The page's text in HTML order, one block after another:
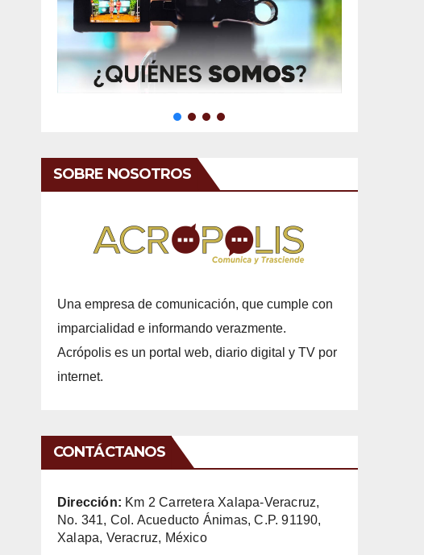
SOBRE NOSOTROS
Una empresa de comunicación, que cumple con
imparcialidad e informando verazmente.
Acrópolis es un portal web, diario digital y TV por
internet.
CONTÁCTANOS
Dirección: Km 2 Carretera Xalapa-Veracruz,
No. 341, Col. Acueducto Ánimas, C.P. 91190,
Xalapa, Veracruz, México